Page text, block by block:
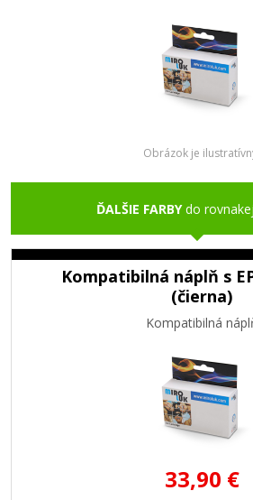
Obrázok je
ĎALŠIE FARBYdo
Kompatibilná náplň s
(čierna)
Kompatibilná
33,90 €